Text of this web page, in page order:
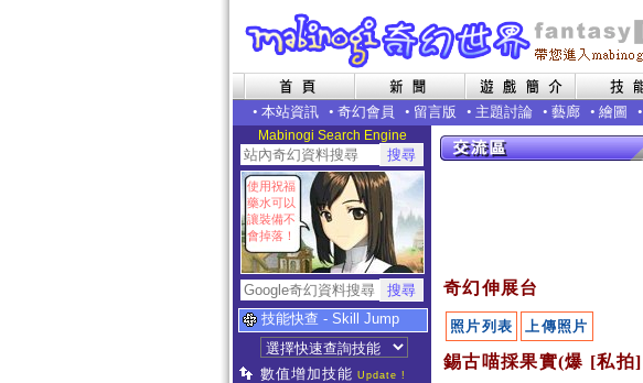
• 本站資訊 • 奇幻會員 • 留言版 • 主題討論 • 藝廊 • 繪圖 •
Mabinogi Search Engine
使用祝福
藥水可以
讓裝備不
會掉落！
技能快查 - Skill Jump
數值增加技能 Update !
奇幻伸展台
照片列表 上傳照片
錫古喵採果實(爆 [私拍]